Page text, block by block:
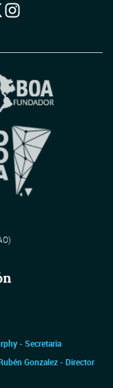
- Secretaria
Gonzalez - Director